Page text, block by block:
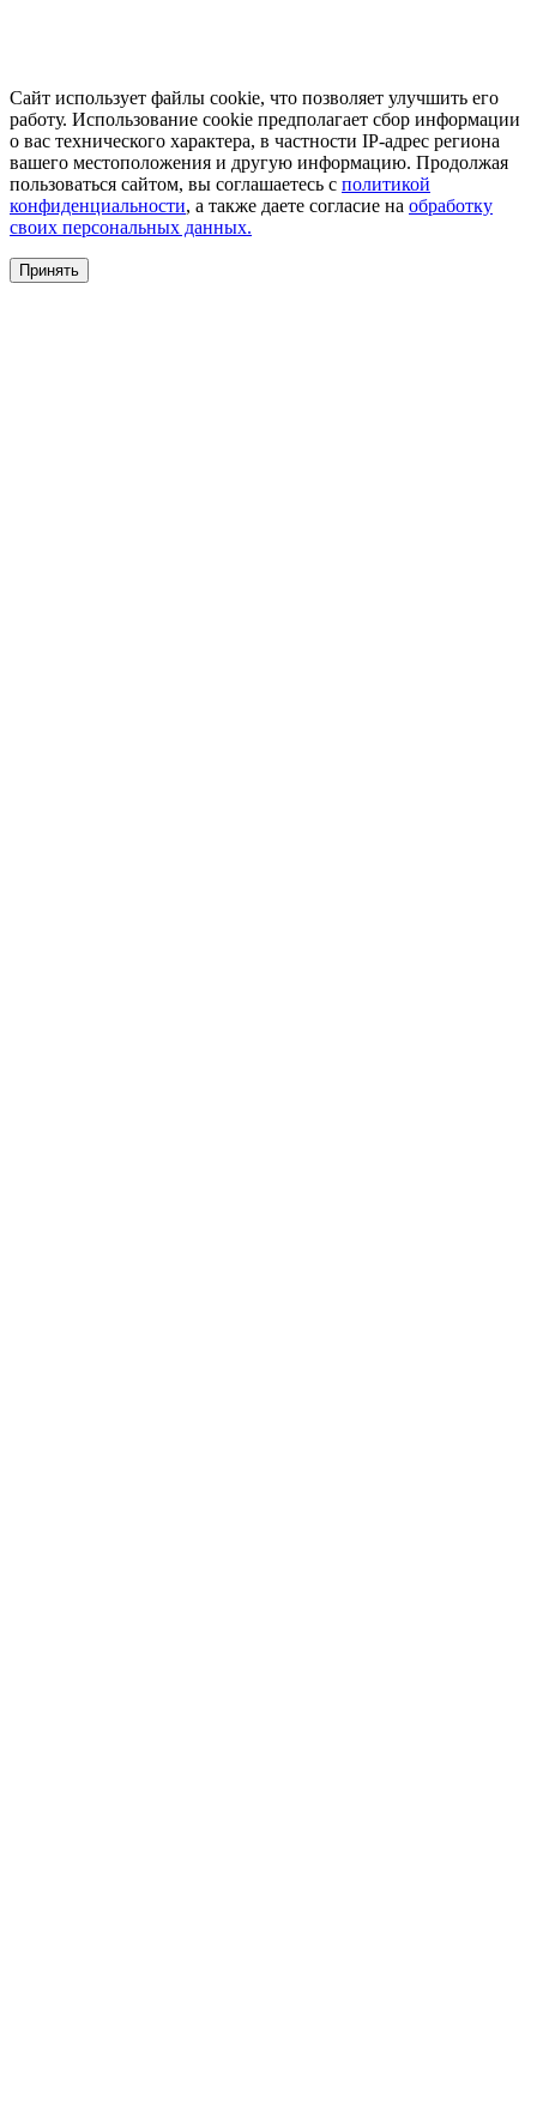
Сайт использует файлы cookie, что позволяет улучшить его
работу. Использование cookie предполагает сбор информации
о вас технического характера, в частности IP-адрес региона
вашего местоположения и другую информацию. Продолжая
пользоваться сайтом, вы соглашаетесь с политикой
конфиденциальности, а также даете согласие на обработку
своих персональных данных.
Принять